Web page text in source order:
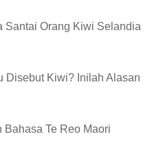
Santai Orang Kiwi Selandia
Disebut Kiwi? Inilah Alasan
Te Reo Maori